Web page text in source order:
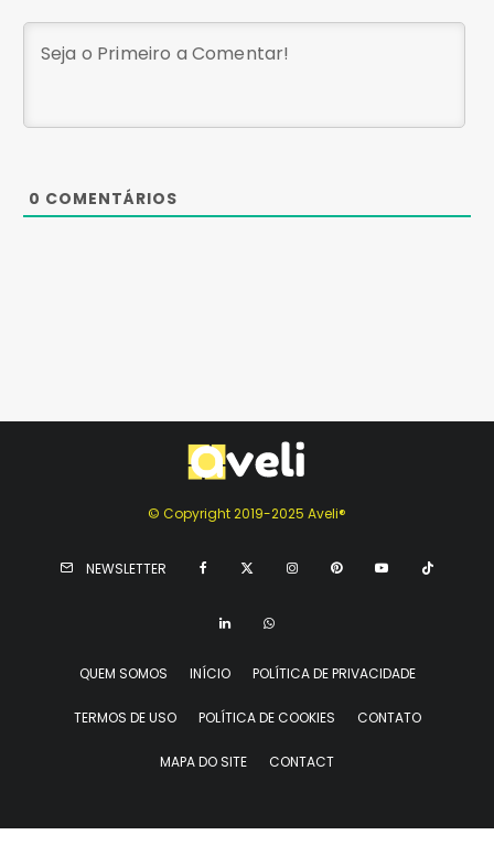
0 COMENTÁRIOS
© Copyright 2019-2025 Aveli®
NEWSLETTER
QUEM SOMOS INÍCIO POLÍTICA DE PRIVACIDADE
TERMOS DE USO POLÍTICA DE COOKIES CONTATO
MAPA DO SITE CONTACT